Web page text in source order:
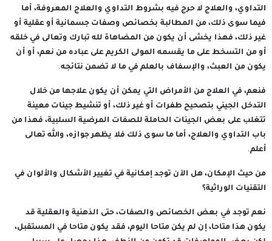
التداوي، والعلاج لا حرج فيه بشروط التداوي والعلاج المعروفة، أما
فيما سوى ذلك، من المطالبة بخصائص وصفات جسمانية أو عقلية أو
غير ذلك، فهذا يخشى أن يكون من المضاهاة لله تبارك وتعالى في خلقه
أو من التسخط على ما يقسمه المولى الكريم على عباده من نعم، أو أن
يكون من العبث، والإسفاف بالعلم في ما لا تضمن نتائجه.
فنعم، في العلاج من الأمراض التي يمكن أن يكون علاجها من خلال
التدخل الجيني بتصحيح طفرات أو غير ذلك، أو تنشيط جينات معينة
تتغلب على بعض الجينات الحاملة للصفات المرضية السلبية، فهذا من
باب التداوي والعلاج، أما ما سوى ذلك فلا يظهر جوازه، والله تعالى
أعلم.
من حيث الإمكان، هل الآن توجد إمكانية في تغيير الأشكال والألوان في
التقنيات الوراثية؟
نعم توجد في بعض الخصائص والصفات، حتى الذهنية والعقلية قد
يكون هذا متاحا، إن لم يكن متاحا اليوم، فقد يكون متاحا في المستقبل،